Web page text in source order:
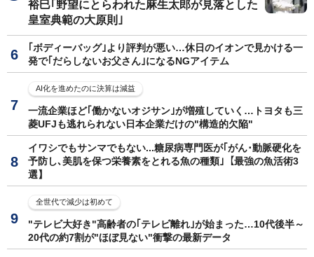
裕巳｢野望にとらわれた麻生太郎が見落とした
皇室典範の大原則｣
｢ボディーバッグ｣より評判が悪い…休日のイオンで見かける一
発で｢だらしないお父さん｣になるNGアイテム
AI化を進めたのに決算は減益
一流企業ほど｢働かないオジサン｣が増殖していく…トヨタも三
菱UFJも逃れられない日本企業だけの"構造的欠陥"
イワシでもサンマでもない...糖尿病専門医が｢がん･動脈硬化を
予防し､美肌を保つ栄養素をとれる魚の種類｣【最強の魚活術3
選】
全世代で減少は初めて
"テレビ大好き"高齢者の｢テレビ離れ｣が始まった…10代後半～
20代の約7割が"ほぼ見ない"衝撃の最新データ